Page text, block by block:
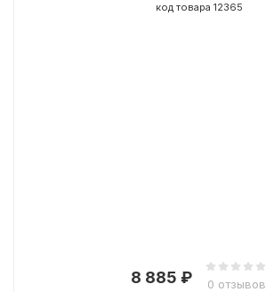
код товара 12365
8 885 ₽ 0 отзывов